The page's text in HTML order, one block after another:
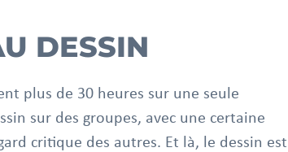
DESSIN
plus de 30 heures sur une seule
sur des groupes, avec une certaine
critique des autres. Et là, le dessin est